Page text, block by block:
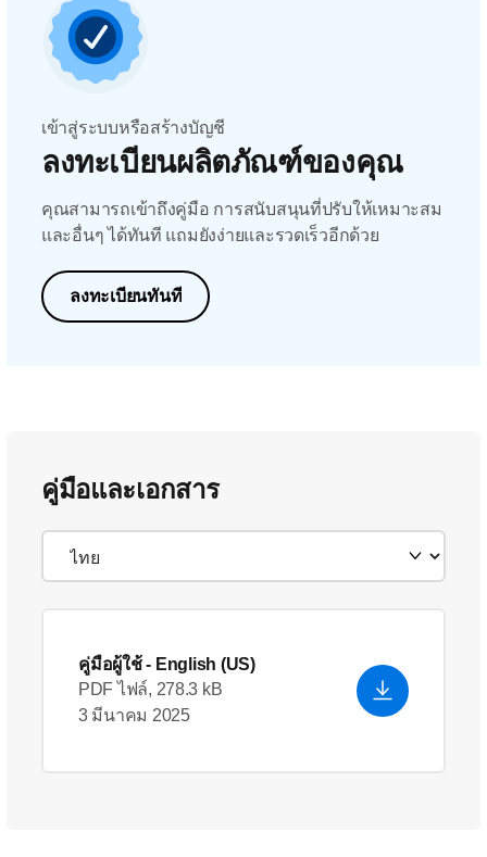
เข้าสู่ระบบหรือสร้างบัญชี
ลงทะเบียนผลิตภัณฑ์ของคุณ
คุณสามารถเข้าถึงคู่มือ การสนับสนุนที่ปรับให้เหมาะสม
และอื่นๆ ได้ทันที แถมยังง่ายและรวดเร็วอีกด้วย
ลงทะเบียนทันที
คู่มือและเอกสาร
คู่มือผู้ใช้- English (US)
PDF ไฟล์, 278.3 kB
3 มีนาคม 2025